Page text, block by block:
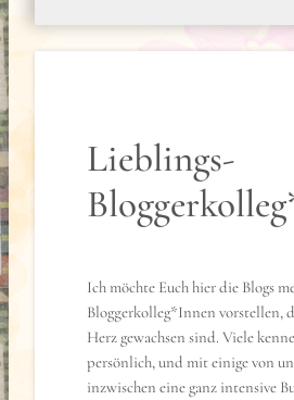
Lieblings-
Ich möchte Euch hier die Blogs
Bloggerkolleg*Innen vorstellen,
Herz gewachsen sind. Viele
persönlich, und mit einige von
inzwischen eine ganz intensive